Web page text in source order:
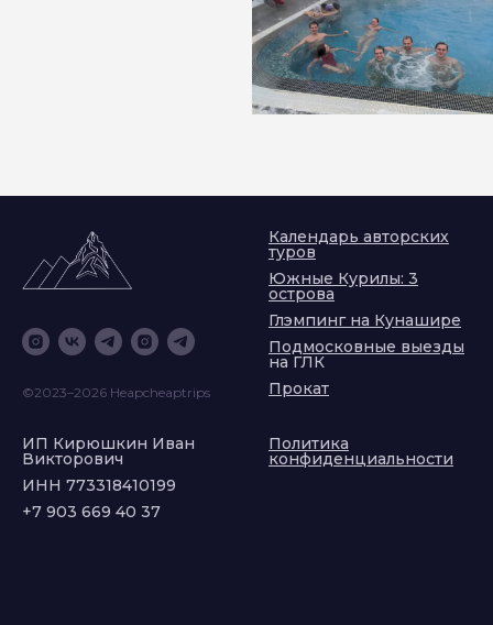
©2023–2026 Heapcheaptrips
Календарь авторских
туров
Южные Курилы: 3
острова
Глэмпинг на Кунашире
Подмосковные выезды
на ГЛК
Прокат
ИП Кирюшкин Иван
Викторович
ИНН 773318410199
+7 903 669 40 37
Политика
конфиденциальности